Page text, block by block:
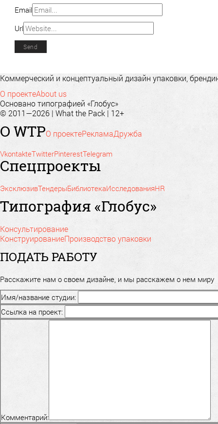
Email
Url
Коммерческий и концептуальный дизайн упаковки,
О проектеAbout us
Основано типографией «Глобус»
© 2011—2026 | What the Pack | 12+
О WTPО проектеРекламаДружба
VkontakteTwitterPinterestTelegram
Спецпроекты
ЭксклюзивТендерыБиблиотекаИсследованияHR
Типография «Глобус»
Консультирование
КонструированиеПроизводство упаковки
ПОДАТЬ РАБОТУ
Расскажите нам о своем дизайне, и мы расскажем о нем миру
Имя/название студии:
Ссылка на проект:
Комментарий: